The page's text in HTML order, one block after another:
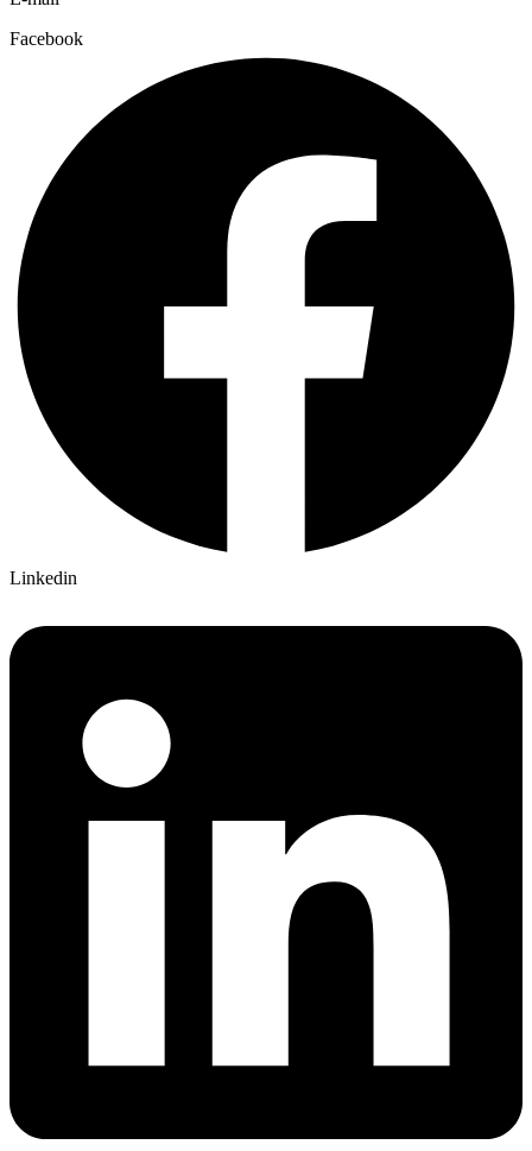
Facebook
Linkedin